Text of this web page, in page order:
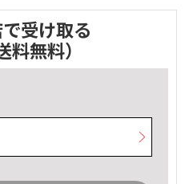
受け取る
料無料）